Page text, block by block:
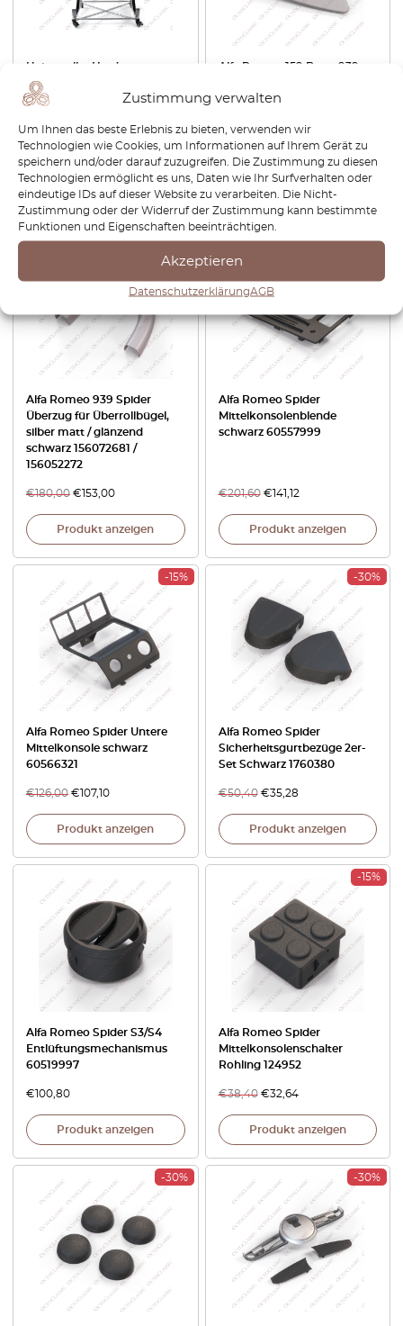
Zustimmung verwalten
Um Ihnen das beste Erlebnis zu bieten, verwenden wir
Technologien wie Cookies, um Informationen auf Ihrem Gerät zu
speichern und/oder darauf zuzugreifen. Die Zustimmung zu diesen
Technologien ermöglicht es uns, Daten wie Ihr Surfverhalten oder
eindeutige IDs auf dieser Website zu verarbeiten. Die Nicht-
Zustimmung oder der Widerruf der Zustimmung kann bestimmte
Funktionen und Eigenschaften beeinträchtigen.
Akzeptieren
DatenschutzerklärungAGB
Universeller Hardtop-
Ständer – stabil und mobil
€126,00
Produkt anzeigen
Alfa Romeo 159 Brera 939
Schlüssellochblende, links
156060092 / 156060091
€ 32,40 €27,54
Produkt anzeigen
-15%
Alfa Romeo 939 Spider
Überzug für Überrollbügel,
silber matt / glänzend
schwarz 156072681 /
156052272
€180,00 €153,00
Produkt anzeigen
-30%
Alfa Romeo Spider
Mittelkonsolenblende
schwarz 60557999
€201,60 €141,12
Produkt anzeigen
-15%
Alfa Romeo Spider Untere
Mittelkonsole schwarz
60566321
€126,00 € 107,10
Produkt anzeigen
-30%
Alfa Romeo Spider
Sicherheitsgurtbezüge 2er-
Set Schwarz 1760380
€50,40 €35,28
Produkt anzeigen
Alfa Romeo Spider S3/S4
Entlüftungsmechanismus
60519997
€100,80
Produkt anzeigen
-15%
Alfa Romeo Spider
Mittelkonsolenschalter
Rohling 124952
€38,40 €32,64
Produkt anzeigen
-30% -30%